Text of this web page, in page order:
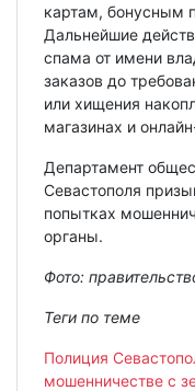
картам, бонусным
Дальнейшие
спама от имени
заказов до
или хищения
магазинах и
Департамент
Севастополя
попытках
органы.
Фото:
Теги по теме
Полиция
мошенничестве с